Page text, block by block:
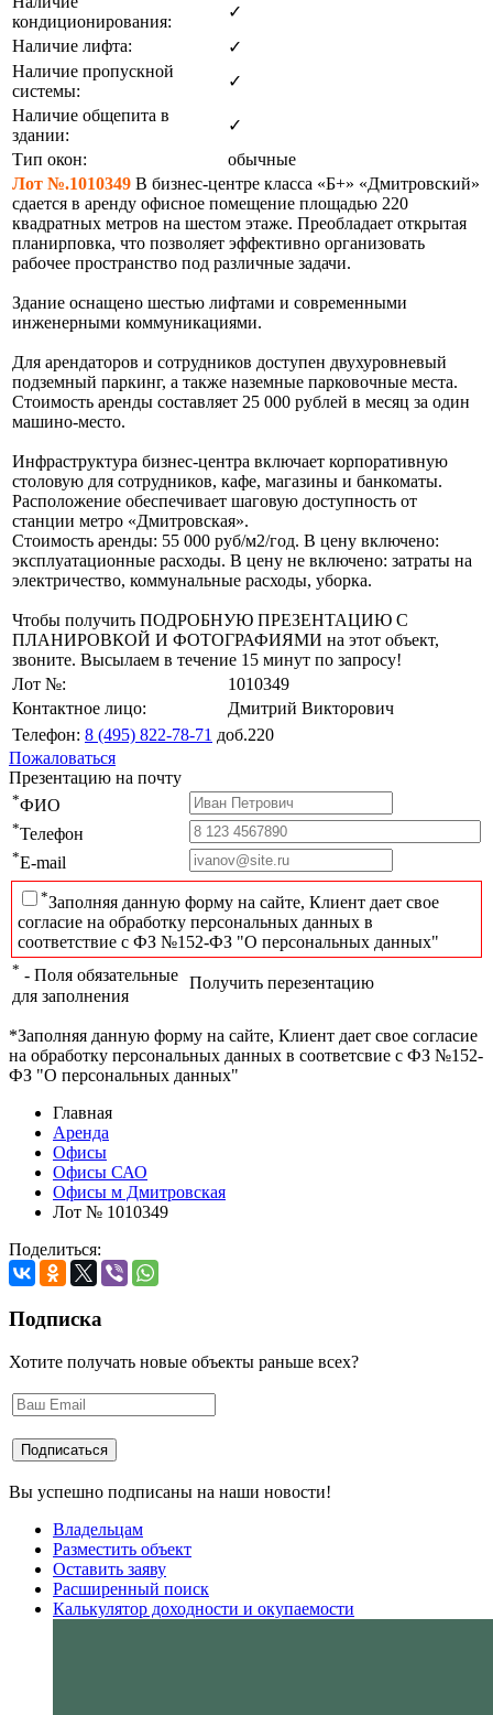
кондиционирования:
✓
Наличие лифта:
✓
Наличие пропускной
системы:
✓
Наличие общепита в
здании:
✓
Тип окон:
обычные
Лот №.1010349 В бизнес-центре класса «Б+» «Дмитровский»
сдается в аренду офисное помещение площадью 220
квадратных метров на шестом этаже. Преобладает открытая
планирповка, что позволяет эффективно организовать
рабочее пространство под различные задачи.
Здание оснащено шестью лифтами и современными
инженерными коммуникациями.
Для арендаторов и сотрудников доступен двухуровневый
подземный паркинг, а также наземные парковочные места.
Стоимость аренды составляет 25 000 рублей в месяц за один
машино-место.
Инфраструктура бизнес-центра включает корпоративную
столовую для сотрудников, кафе, магазины и банкоматы.
Расположение обеспечивает шаговую доступность от
станции метро «Дмитровская».
Стоимость аренды: 55 000 руб/м2/год. В цену включено:
эксплуатационные расходы. В цену не включено: затраты на
электричество, коммунальные расходы, уборка.
Чтобы получить ПОДРОБНУЮ ПРЕЗЕНТАЦИЮ С
ПЛАНИРОВКОЙ И ФОТОГРАФИЯМИ на этот объект,
звоните. Высылаем в течение 15 минут по запросу!
Лот №:
1010349
Контактное лицо:
Дмитрий Викторович
Телефон: 8 (495) 822-78-71 доб.220
Пожаловаться
Презентацию на почту
*ФИО
*Телефон
*E-mail
*Заполняя данную форму на сайте, Клиент дает свое
согласие на обработку персональных данных в
соответствие с ФЗ №152-ФЗ "О персональных данных"
* - Поля обязательные
для заполнения
Получить перезентацию
*Заполняя данную форму на сайте, Клиент дает свое согласие
на обработку персональных данных в соответсвие с ФЗ №152-
ФЗ "О персональных данных"
Главная
Аренда
Офисы
Офисы САО
Офисы м Дмитровская
Лот № 1010349
Поделиться:
Подписка
Хотите получать новые объекты раньше всех?
Вы успешно подписаны на наши новости!
Владельцам
Разместить объект
Оставить заяву
Расширенный поиск
Калькулятор доходности и окупаемости